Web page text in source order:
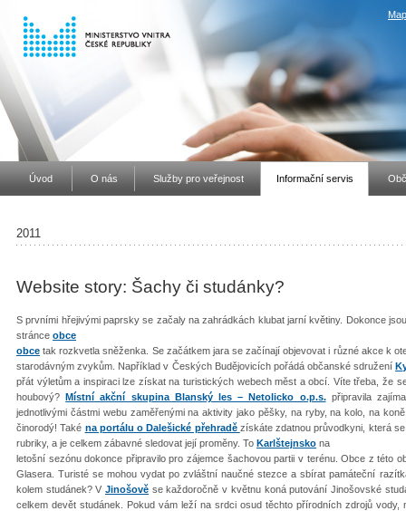
Úvod O nás Služby pro veřejnost Informační servis
2011
Website story: Šachy či studánky?
S prvními hřejivými paprsky se začaly na zahrádkách klubat jarní květiny. Dokonce
stránce obce
obce tak rozkvetla sněženka. Se začátkem jara se začínají objevovat i různé akce k
starodávným zvykům. Například v Českých Budějovicích pořádá občanské sdružení
přát výletům a inspiraci lze získat na turistických webech měst a obcí. Víte třeba, že
houbový?Místní akční skupina Blanský les – Netolicko o.p.s.připravila
jednotlivými částmi webu zaměřenými na aktivity jako pěšky, na ryby, na kolo, na
činorodý! Také na portálu o Dalešické přehradě získáte zdatnou průvodkyni, která
rubriky, a je celkem zábavné sledovat její proměny. To Karlštejnsko na
letošní sezónu dokonce připravilo pro zájemce šachovou partii v terénu. Obce z této
Glasera. Turisté se mohou vydat po zvláštní naučné stezce a sbírat památeční
kolem studánek? VJinošově se každoročně v květnu koná putování Jinošovské
celkem devět studánek. Pokud vám leží na srdci osud těchto přírodních zdrojů